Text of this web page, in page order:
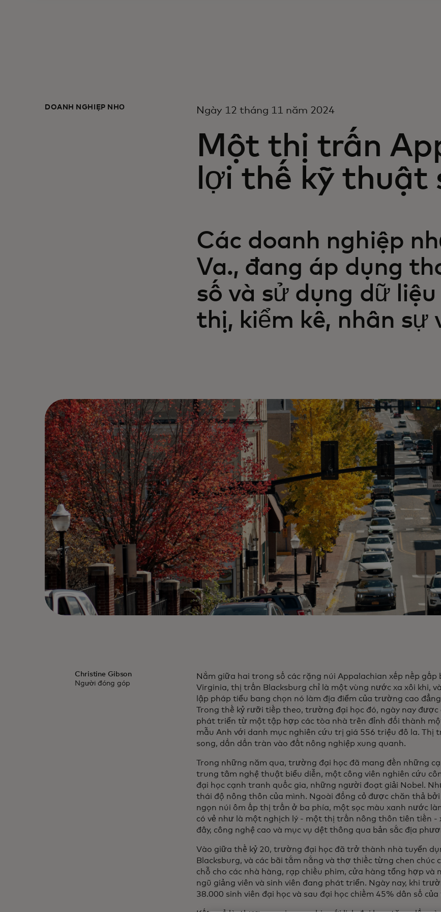
DOANH NGHIỆP NHỎ Ngày 12 tháng 11 năm 2024
Một thị trấn
lợi thế kỹ thuật
Các doanh nghiệp
Va., đang áp dụng
số và sử dụng dữ
thị, kiểm kê, nhân sự
Christine Gibson
Người đóng góp
Nằm giữa hai trong số các rặng núi Appalachian xếp nếp gấp
Virginia, thị trấn Blacksburg chỉ là một vùng nước xa xôi khi,
lập pháp tiểu bang chọn nó làm địa điểm của trường cao
Trong thế kỷ rưỡi tiếp theo, trường đại học đó, ngày nay được
phát triển từ một tập hợp các tòa nhà trên đỉnh đồi thành
mẫu Anh với danh mục nghiên cứu trị giá 556 triệu đô la. Thị
song, dần dần tràn vào đất nông nghiệp xung quanh.
Trong những năm qua, trường đại học đã mang đến những
trung tâm nghệ thuật biểu diễn, một công viên nghiên cứu
đại học cạnh tranh quốc gia, những người đoạt giải Nobel.
thái độ nông thôn của mình. Ngoài đồng cỏ được chăn thả
ngọn núi ôm ấp thị trấn ở ba phía, một sọc màu xanh nước
có vẻ như là một nghịch lý - một thị trấn nông thôn tiên tiến -
đây, công nghệ cao và mục vụ dệt thông qua bản sắc địa
Vào giữa thế kỷ 20, trường đại học đã trở thành nhà tuyển
Blacksburg, và các bãi tắm nắng và thợ thiếc từng chen chúc
chỗ cho các nhà hàng, rạp chiếu phim, cửa hàng tổng hợp và
ngũ giảng viên và sinh viên đang phát triển. Ngày nay, khi
38.000 sinh viên đại học và sau đại học chiếm 45% dân số